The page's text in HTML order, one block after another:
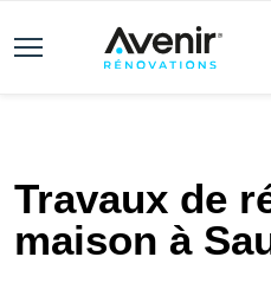
Travaux de
maison à